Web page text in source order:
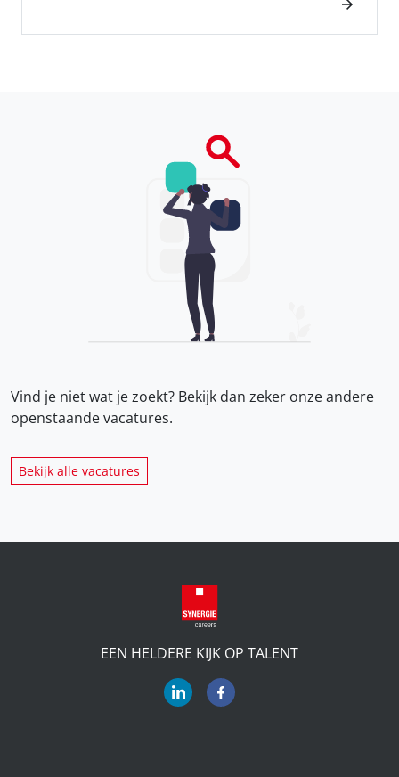
Vind je niet wat je zoekt? Bekijk dan zeker onzeandere
openstaande vacatures.
Bekijk alle vacatures
EEN HELDERE KIJK OP TALENT